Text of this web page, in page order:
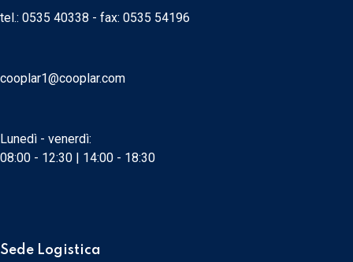
tel.: 0535 40338 - fax: 0535 54196
cooplar1@cooplar.com
Lunedì - venerdì:
08:00 - 12:30 | 14:00 - 18:30
Sede Logistica